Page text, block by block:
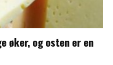
øker, og osten er en